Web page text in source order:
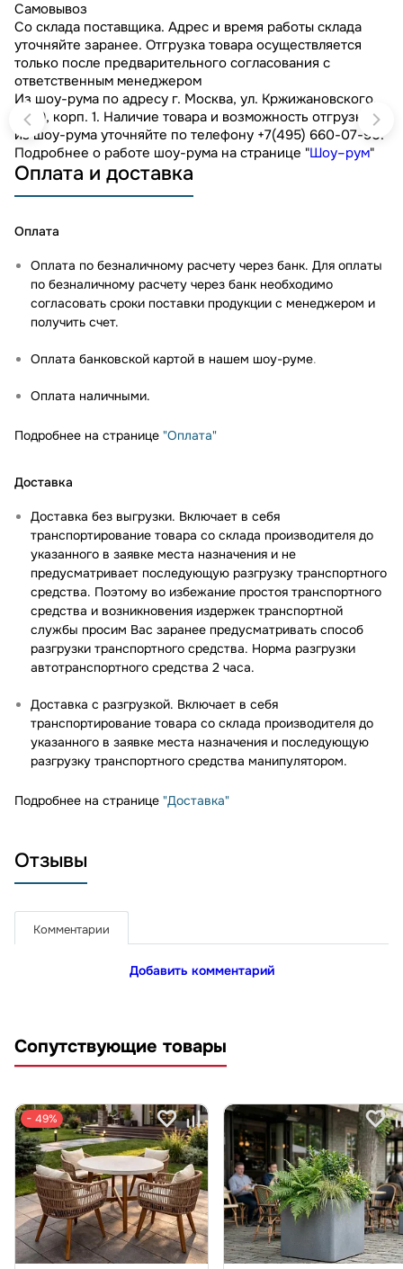
Самовывоз
Со склада поставщика. Адрес и время работы склада
уточняйте заранее. Отгрузка товара осуществляется
только после предварительного согласования с
ответственным менеджером
Из шоу-рума по адресу г. Москва, ул. Кржижановского,
д. 29, корп. 1. Наличие товара и возможность отгрузки
из шоу-рума уточняйте по телефону +7(495) 660-07-90.
Подробнее о работе шоу-рума на странице "Шоу–рум"
Оплата и доставка
Оплата
Оплата по безналичному расчету через банк. Для оплаты
по безналичному расчету через банк необходимо
согласовать сроки поставки продукции с менеджером и
получить счет.
Оплата банковской картой в нашем шоу-руме.
Оплата наличными.
Подробнее на странице "Оплата"
Доставка
Доставка без выгрузки. Включает в себя
транспортирование товара со склада производителя до
указанного в заявке места назначения и не
предусматривает последующую разгрузку транспортного
средства. Поэтому во избежание простоя транспортного
средства и возникновения издержек транспортной
службы просим Вас заранее предусматривать способ
разгрузки транспортного средства. Норма разгрузки
автотранспортного средства 2 часа.
Доставка с разгрузкой. Включает в себя
транспортирование товара со склада производителя до
указанного в заявке места назначения и последующую
разгрузку транспортного средства манипулятором.
Подробнее на странице "Доставка"
Отзывы
Комментарии
Добавить комментарий
Сопутствующие товары
− 49%